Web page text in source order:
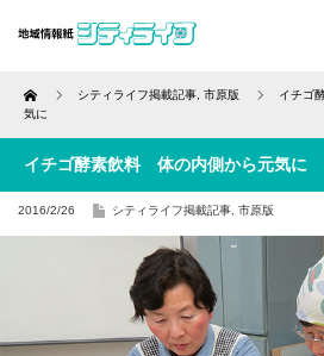
Home シティライフ掲載記事 市原版
イチゴ
気に
イチゴ酵素飲料 体の内側から元気に
2016/2/26 シティライフ掲載記事 市原版